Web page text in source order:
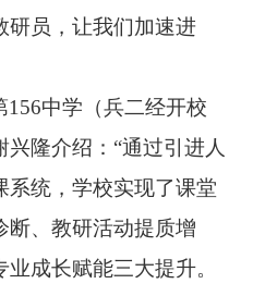
研员，让我们加速进
156中学（兵二经开校
兴隆介绍：“通过引进人
系统，学校实现了课堂
断、教研活动提质增
业成长赋能三大提升。